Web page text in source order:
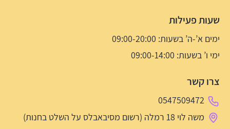
שעות פעילות
ימים א’-ה’ בשעות: 09:00-20:00
ימי ו’ בשעות: 09:00-14:00
צרו קשר
0547509472
משה לוי 18 רמלה (רשום מסיבאבלס על השלט בחנות)